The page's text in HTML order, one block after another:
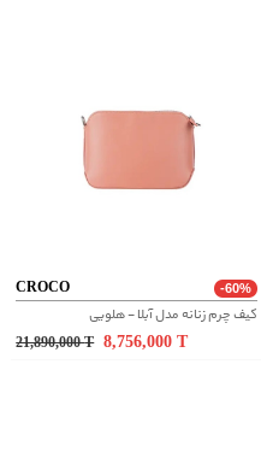
CROCO -
چرم زنانه مدل آبلا - هلویی
21,890,000 T 8,756,000